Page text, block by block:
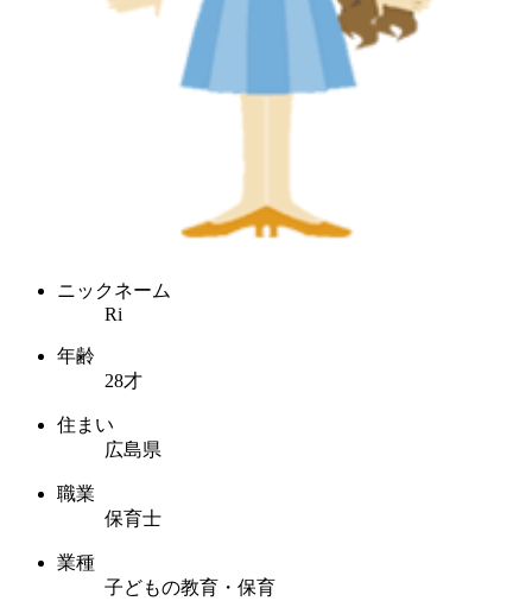
ニックネーム
Ri
年齢
28才
住まい
広島県
職業
保育士
業種
子どもの教育・保育